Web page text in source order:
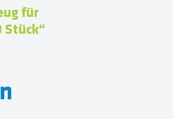
für
Stück“